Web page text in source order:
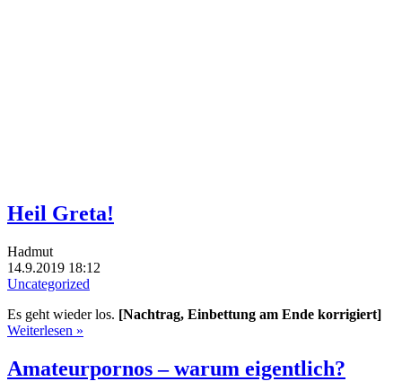
Heil Greta!
Hadmut
14.9.2019 18:12
Uncategorized
Es geht wieder los. [Nachtrag, Einbettung am Ende korrigiert]
Weiterlesen »
Amateurpornos – warum eigentlich?